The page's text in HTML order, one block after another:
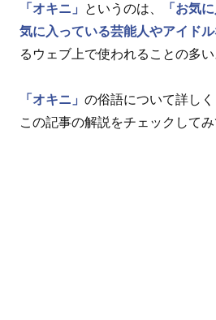
「オキニ」 というのは、
「お気
気に入っている芸能人やアイドル
るウェブ上で使われることの多い
「オキニ」 の俗語について詳し
この記事の解説をチェックしてみ